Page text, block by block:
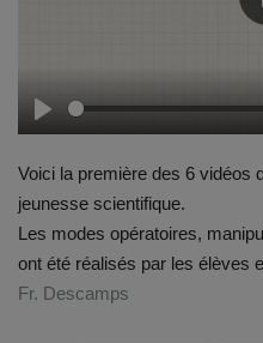
Notre offre d'enseignement
Stages
Association des Parents
Offre d'enseignement &
Play
Voici la première des 6 vidéos
jeunesse scientifique.
Les modes opératoires,
ont été réalisés par les élèves
Fr. Descamps